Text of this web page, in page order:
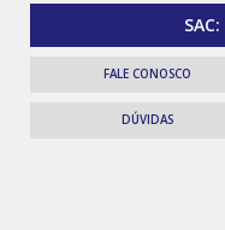
SAC:
FALE CONOSCO
DÚVIDAS